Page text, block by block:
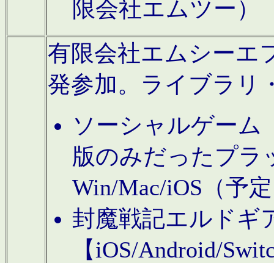
限会社エムツー）
有限会社エムシーエ
発参加。ライブラリ
ソーシャルゲーム
版のみだったプラ
Win/Mac/iOS（予
封魔戦記エルドギ
【iOS/Android/